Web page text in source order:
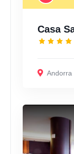
Casa
Andorra